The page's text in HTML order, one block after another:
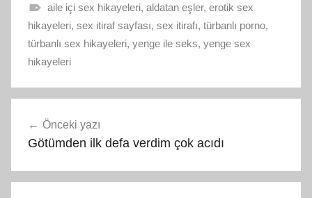
aile içi sex hikayeleri, aldatan eşler, erotik sex
hikayeleri, sex itiraf sayfası, sex itirafı, türbanlı porno,
türbanlı sex hikayeleri, yenge ile seks, yenge sex
hikayeleri
gezinmesi
Önceki yazı
Götümden ilk defa verdim çok acıdı